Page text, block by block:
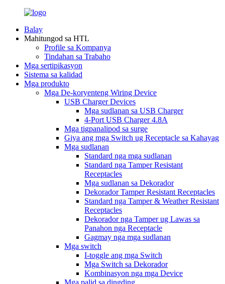
Balay
Mahitungod sa HTL
Profile sa Kompanya
Tindahan sa Trabaho
Mga sertipikasyon
Sistema sa kalidad
Mga produkto
Mga De-koryenteng Wiring Device
USB Charger Devices
Mga sudlanan sa USB Charger
4-Port USB Charger 4.8A
Mga tigpanalipod sa surge
Giya ang mga Switch ug Receptacle sa Kahayag
Mga sudlanan
Standard nga mga sudlanan
Standard nga Tamper Resistant
Receptacles
Mga sudlanan sa Dekorador
Dekorador Tamper Resistant Receptacles
Standard nga Tamper & Weather Resistant
Receptacles
Dekorador nga Tamper ug Lawas sa
Panahon nga Receptacle
Gagmay nga mga sudlanan
Mga switch
I-toggle ang mga Switch
Mga Switch sa Dekorador
Kombinasyon nga mga Device
Mga palid sa dingding